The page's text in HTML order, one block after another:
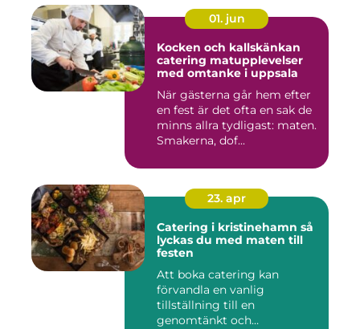
01. jun
Kocken och kallskänkan
catering matupplevelser
med omtanke i uppsala
När gästerna går hem efter
en fest är det ofta en sak de
minns allra tydligast: maten.
Smakerna, dof...
23. apr
Catering i kristinehamn så
lyckas du med maten till
festen
Att boka catering kan
förvandla en vanlig
tillställning till en
genomtänkt och